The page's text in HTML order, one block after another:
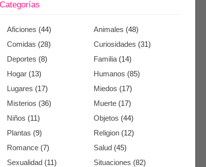
Categorías
Aficiones (44) Animales (48)
Comidas (28) Curiosidades (31)
Deportes (8) Familia (14)
Hogar (13) Humanos (85)
Lugares (17) Miedos (17)
Misterios (36) Muerte (17)
Niños (11) Objetos (44)
Plantas (9) Religion (12)
Romance (7) Salud (45)
Sexualidad (11) Situaciones (82)